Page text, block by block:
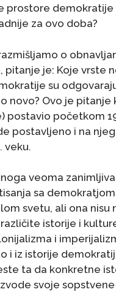
prostore demokratije
za ovo doba?
o
pitanje je: Koje vrste
su
novo? Ovo je pitanje
postavio početkom
postavljeno i na
veku.
veoma zanimljiva
sa
svetu, ali ona nisu
istorije i
i
i iz istorije
ta da konkretne
svoje